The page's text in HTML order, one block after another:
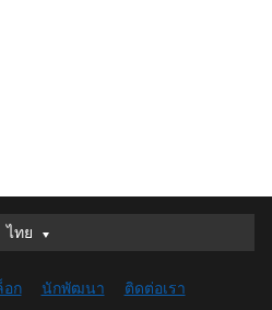
ไทย
ไทย
(UK)
ก นักพัฒนา ติดต่อเรา